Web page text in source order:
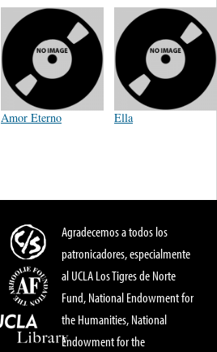
Amor Eterno Ella
Agradecemos a todos los
patronicadores, especialmente
al UCLA Los Tigres de Norte
Fund, National Endowment for
the Humanities, National
Endowment for the